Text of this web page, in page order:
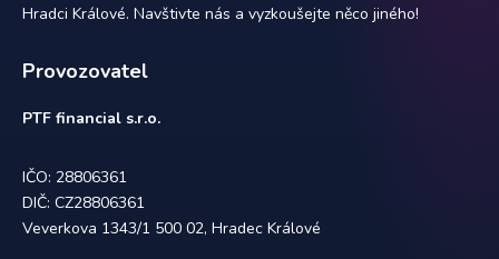
Hradci Králové. Navštivte nás a vyzkoušejte něco jiného!
Provozovatel
PTF financial s.r.o.
IČO: 28806361
DIČ: CZ28806361
Veverkova 1343/1 500 02, Hradec Králové